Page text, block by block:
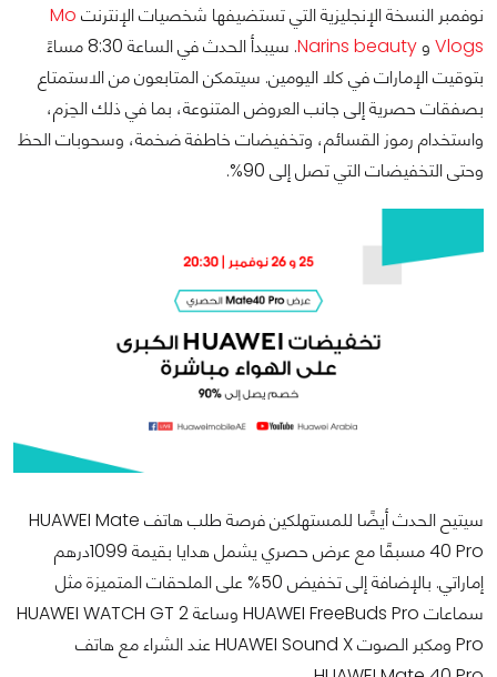
نوفمبر النسخة الإنجليزية التي تستضيفها شخصيات الإنترنت Mo
Vlogs و
. سيبدأ الحدث في الساعة 8:30 مساءً
بتوقيت الإمارات في كلا اليومين. سيتمكن المتابعون من الاستمتاع
بصفقات حصرية إلى جانب العروض المتنوعة، بما في ذلك الحِزم،
واستخدام رموز القسائم، وتخفيضات خاطفة ضخمة، وسحوبات الحظ
وحتى التخفيضات التي تصل إلى 90%.
سيتيح الحدث أيضًا للمستهلكين فرصة طلب هاتف HUAWEI Mate
40 Pro مسبقًا مع عرض حصري يشمل هدايا بقيمة 1099درهم
إماراتي. بالإضافة إلى تخفيض 50% على الملحقات المتميزة مثل
سماعات HUAWEI FreeBuds Pro وساعة HUAWEI WATCH GT 2
Pro ومكبر الصوت HUAWEI Sound X عند الشراء مع هاتف